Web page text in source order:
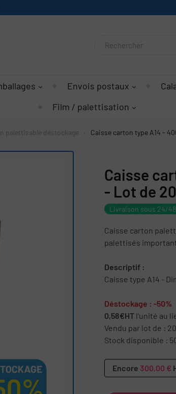
Envois postaux
Film / palettisation
palettisable déstockage Caisse carton type A14 -
Caisse
- Lot de 20
Livraison sous 24/
Caisse carton
palettisés
Descriptif :
Caisse type A14 -
Déstockage : -50%
0,58€HT l'unité au
Vendu par lot de : 20
Stock disponible :
Encore 300,00 €